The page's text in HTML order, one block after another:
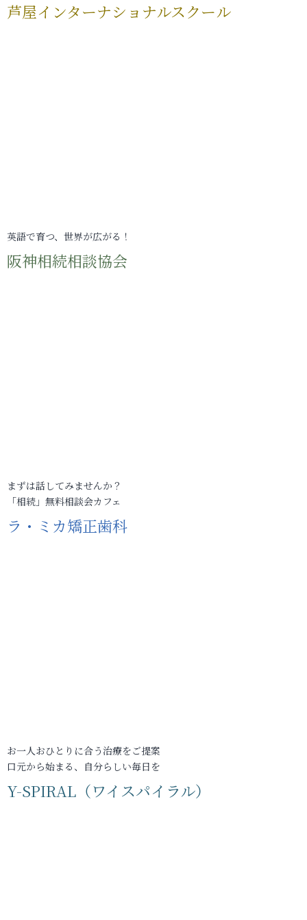
芦屋インターナショナルスクール
英語で育つ、世界が広がる！
阪神相続相談協会
まずは話してみませんか？
「相続」無料相談会カフェ
ラ・ミカ矯正歯科
お一人おひとりに合う治療をご提案
口元から始まる、自分らしい毎日を
Y-SPIRAL（ワイスパイラル）